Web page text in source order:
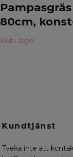
80cm,
Slut i lager
Kundtjänst
Tveka inte att